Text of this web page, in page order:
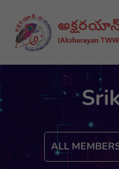
ALL